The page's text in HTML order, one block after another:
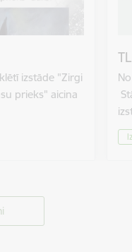
izstāde "Zirgi
prieks" aicina